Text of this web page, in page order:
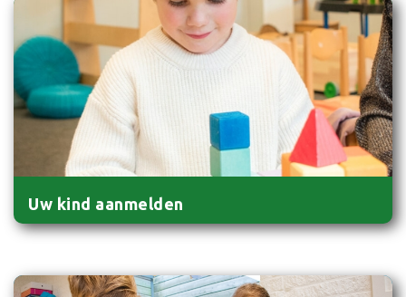
Uw kind aanmelden